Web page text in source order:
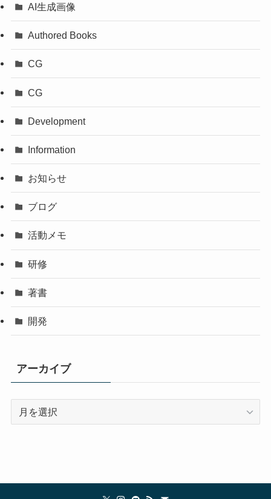
AI生成画像
Authored Books
CG
CG
Development
Information
お知らせ
ブログ
活動メモ
研修
著書
開発
アーカイブ